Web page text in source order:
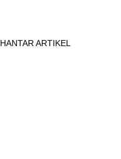
HANTAR ARTIKEL